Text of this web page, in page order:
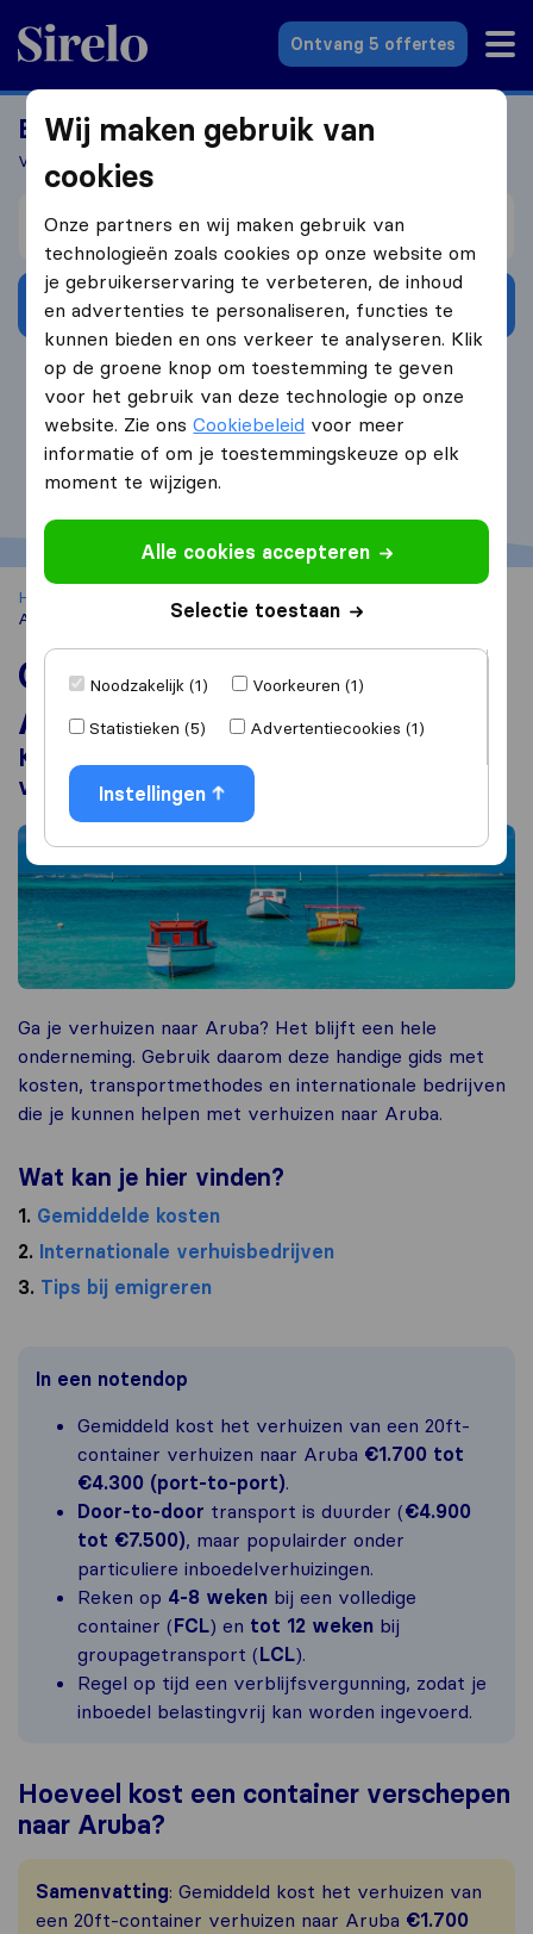
Sirelo.nl
Ontvang 5 offertes
Een container verhuizen naar Aruba?
Vergelijk vrijblijvend verhuisoffertes
Verhuizen van
Ontvang gratis offertes
4.3 793 Google reviews
Home Container verhuizen
Aruba
Container verhuizen naar
Aruba
Kosten, transportmethodes &
verhuisbedrijven
Ga je verhuizen naar Aruba? Het blijft een hele
onderneming. Gebruik daarom deze handige gids met
kosten, transportmethodes en internationale bedrijven
die je kunnen helpen met verhuizen naar Aruba.
Wat kan je hier vinden?
1. Gemiddelde kosten
2. Internationale verhuisbedrijven
3. Tips bij emigreren
In een notendop
Gemiddeld kost het verhuizen van een 20ft-
container verhuizen naar Aruba €1.700 tot
€4.300 (port-to-port).
Door-to-door transport is duurder (€4.900
tot €7.500), maar populairder onder
particuliere inboedelverhuizingen.
Reken op 4-8 weken bij een volledige
container (FCL) en tot 12 weken bij
groupagetransport (LCL).
Regel op tijd een verblijfsvergunning, zodat je
inboedel belastingvrij kan worden ingevoerd.
Hoeveel kost een container verschepen
naar Aruba?
Samenvatting: Gemiddeld kost het verhuizen van
een 20ft-container verhuizen naar Aruba €1.700
Wij maken gebruik van
cookies
Onze partners en wij maken gebruik van
technologieën zoals cookies op onze website om
je gebruikerservaring te verbeteren, de inhoud
en advertenties te personaliseren, functies te
kunnen bieden en ons verkeer te analyseren. Klik
op de groene knop om toestemming te geven
voor het gebruik van deze technologie op onze
website. Zie onsCookiebeleid voor meer
informatie of om je toestemmingskeuze op elk
moment te wijzigen.
Alle cookies accepteren
Selectie toestaan
Noodzakelijk (1)
Voorkeuren (1)
Statistieken (5)
Advertentiecookies (1)
Instellingen